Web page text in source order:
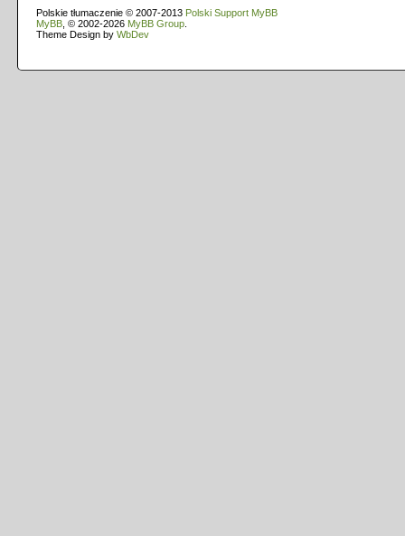
Polskie tłumaczenie © 2007-2013 Polski Support MyBB
MyBB , © 2002-2026 MyBB Group
Theme Design by WbDev